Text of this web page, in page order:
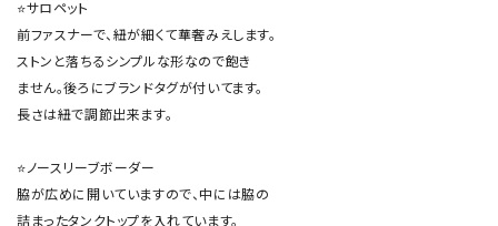
⭐️サロペット
前ファスナーで、紐が細くて華奢みえします。
ストンと落ちるシンプルな形なので飽き
ません。後ろにブランドタグが付いてます。
長さは紐で調節出来ます。
⭐️ノースリーブボーダー
脇が広めに開いていますので、中には脇の
詰まったタンクトップを入れています。